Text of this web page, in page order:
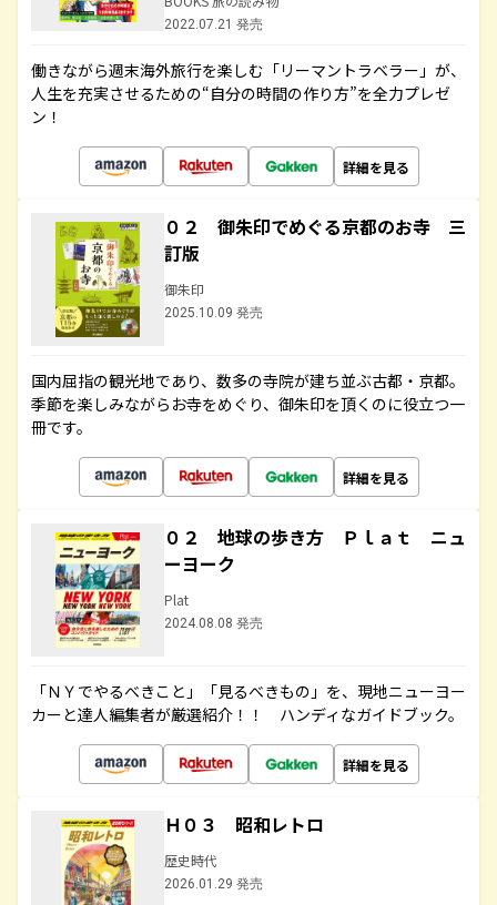
2022.07.21 発売
働きながら週末海外旅行を楽しむ「リーマントラベラー」が、
人生を充実させるための“自分の時間の作り方”を全力プレゼ
ン！
詳細を見る
０２ 御朱印でめぐる京都のお寺 三
訂版
御朱印
2025.10.09 発売
国内屈指の観光地であり、数多の寺院が建ち並ぶ古都・京都。
季節を楽しみながらお寺をめぐり、御朱印を頂くのに役立つ一
冊です。
詳細を見る
０２ 地球の歩き方 Ｐｌａｔ ニュ
ーヨーク
Plat
2024.08.08 発売
「ＮＹでやるべきこと」「見るべきもの」を、現地ニューヨー
カーと達人編集者が厳選紹介！！ ハンディなガイドブック。
詳細を見る
Ｈ０３ 昭和レトロ
歴史時代
2026.01.29 発売